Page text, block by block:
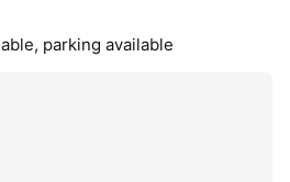
parking available